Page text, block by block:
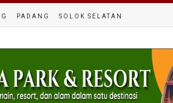
PADANG SOLOK SELATAN